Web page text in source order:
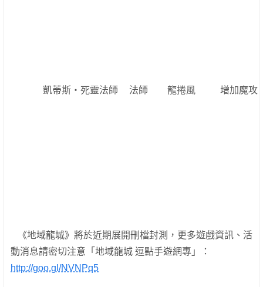
凱蒂斯‧死靈法師 法師 龍捲風 增加魔攻
《地域龍城》將於近期展開刪檔封測，更多遊戲資訊、活
動消息請密切注意「地域龍城 逗點手遊網專 」：
http://goo.gl/NVNPq5